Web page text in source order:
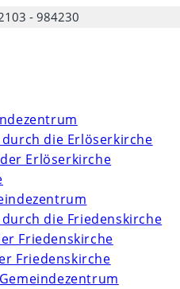
- 984230
die Erlöserkirche
Erlöserkirche
die Friedenskirche
Friedenskirche
Friedenskirche